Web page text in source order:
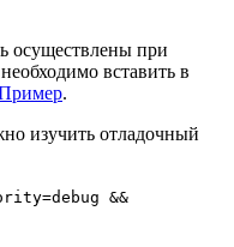
осуществлены при
вставить в
.
изучить отладочный
&&